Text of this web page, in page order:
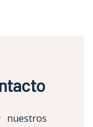
nuestros